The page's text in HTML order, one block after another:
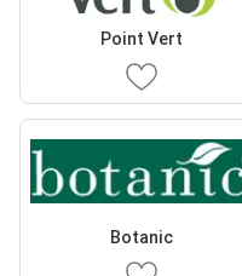
Point Vert
Botanic